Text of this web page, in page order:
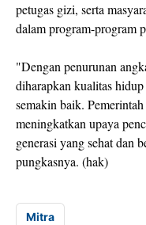
petugas gizi, serta
dalam program-program
"Dengan penurunan
diharapkan kualitas
semakin baik.
meningkatkan upaya
generasi yang sehat dan
pungkasnya. (hak)
Mitra